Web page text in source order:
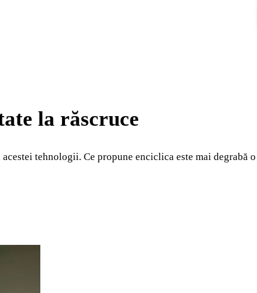
la răscruce
tehnologii. Ce propune enciclica este mai degrabă